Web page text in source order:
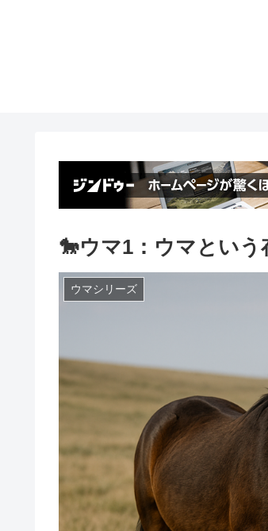
🐎ウマ1：ウマとい
ウマシリーズ